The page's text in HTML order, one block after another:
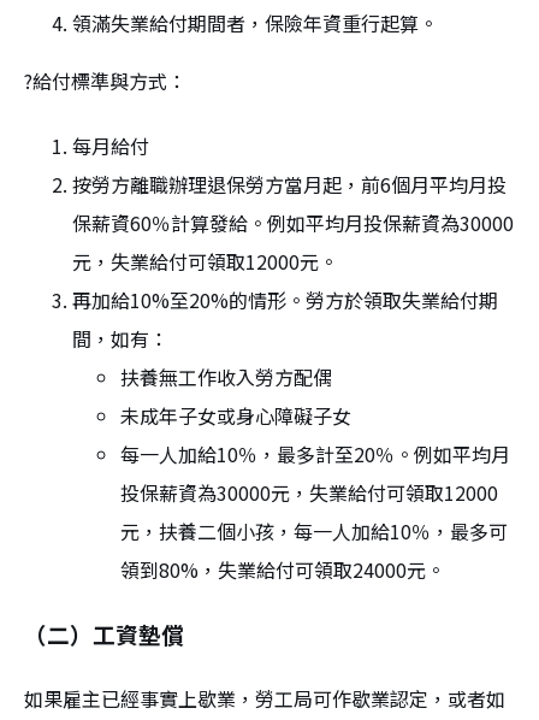
領滿失業給付期間者，保險年資重行起算。
?給付標準與方式：
每月給付
按勞方離職辦理退保勞方當月起，前6個月平均月投
保薪資60％計算發給。例如平均月投保薪資為30000
元，失業給付可領取12000元。
再加給10%至20%的情形。勞方於領取失業給付期
間，如有：
扶養無工作收入勞方配偶
未成年子女或身心障礙子女
每一人加給10％，最多計至20％。例如平均月
投保薪資為30000元，失業給付可領取12000
元，扶養二個小孩，每一人加給10％，最多可
領到80%，失業給付可領取24000元。
（二）工資墊償
如果雇主已經事實上歇業，勞工局可作歇業認定，或者如